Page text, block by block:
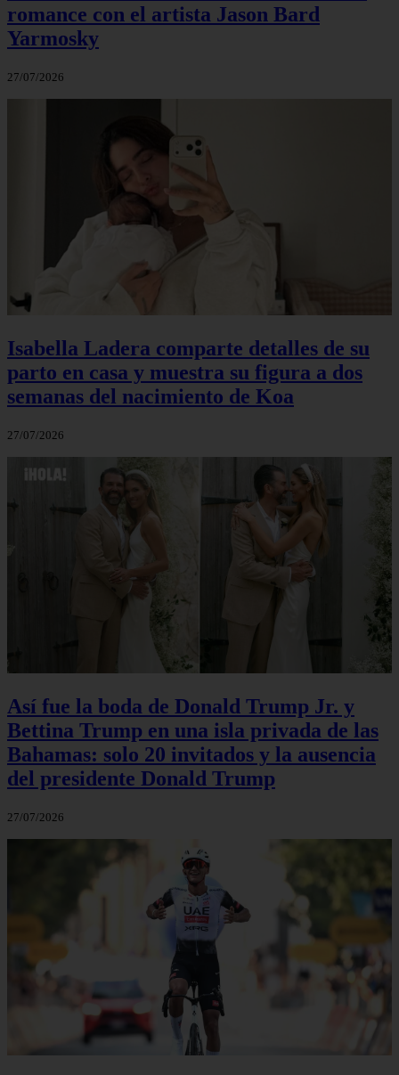
romance con el artista Jason Bard
Yarmosky
27/07/2026
Isabella Ladera comparte detalles de su
parto en casa y muestra su figura a dos
semanas del nacimiento de Koa
27/07/2026
Así fue la boda de Donald Trump Jr. y
Bettina Trump en una isla privada de las
Bahamas: solo 20 invitados y la ausencia
del presidente Donald Trump
27/07/2026